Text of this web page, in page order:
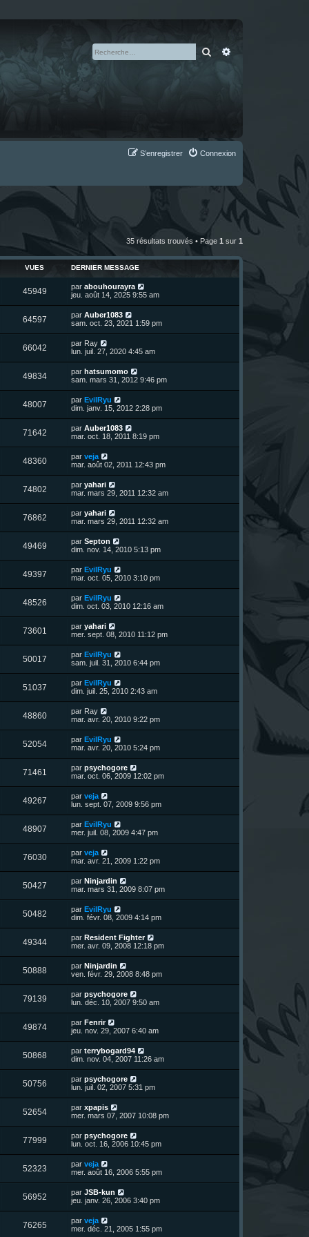
Rechercher
Connexion
S’enregistrer
35 résultats trouvés • Page 1 sur 1
VUES DERNIER MESSAGE
45949V
u
s
D
e
i
e
r
m
e
s
s
a
g
e
par abouhourayra
jeu. août 14, 2025 9:55 am
64597V
u
s
D
e
i
e
r
m
e
s
s
a
g
e
par Auber1083
sam. oct. 23, 2021 1:59 pm
66042V
u
s
D
e
i
e
r
m
e
s
s
a
g
e
par Ray
lun. juil. 27, 2020 4:45 am
49834V
u
s
D
e
i
e
r
m
e
s
s
a
g
e
par hatsumomo
sam. mars 31, 2012 9:46 pm
48007V
u
s
D
e
i
e
r
m
e
s
s
a
g
e
par EvilRyu
dim. janv. 15, 2012 2:28 pm
71642V
u
s
D
e
i
e
r
m
e
s
s
a
g
e
par Auber1083
mar. oct. 18, 2011 8:19 pm
48360V
u
s
D
e
i
e
r
m
e
s
s
a
g
e
par veja
mar. août 02, 2011 12:43 pm
74802V
u
s
D
e
i
e
r
m
e
s
s
a
g
e
par yahari
mar. mars 29, 2011 12:32 am
76862V
u
s
D
e
i
e
r
m
e
s
s
a
g
e
par yahari
mar. mars 29, 2011 12:32 am
49469V
u
s
D
e
i
e
r
m
e
s
s
a
g
e
par Septon
dim. nov. 14, 2010 5:13 pm
49397V
u
D
e
i
e
r
m
e
s
s
a
g
e
par EvilRyu
mar. oct. 05, 2010 3:10 pm
48526V
u
s
D
e
i
e
r
m
e
s
s
a
g
e
par EvilRyu
dim. oct. 03, 2010 12:16 am
73601
u
s
D
e
i
e
r
m
e
s
s
a
g
e
par yahari
mer. sept. 08, 2010 11:12 pm
50017V
u
s
D
e
i
e
r
m
e
s
s
a
g
e
par EvilRyu
sam. juil. 31, 2010 6:44 pm
51037V
u
s
D
e
i
e
r
m
e
s
s
a
g
e
par EvilRyu
dim. juil. 25, 2010 2:43 am
48860V
u
D
e
i
e
r
m
e
s
s
a
g
e
par Ray
mar. avr. 20, 2010 9:22 pm
52054V
u
s
D
e
i
e
r
m
e
s
s
a
g
e
par EvilRyu
mar. avr. 20, 2010 5:24 pm
71461
u
s
D
e
i
e
r
m
e
s
s
a
g
e
par psychogore
mar. oct. 06, 2009 12:02 pm
49267V
u
s
D
e
i
e
r
m
e
s
s
a
g
e
par veja
lun. sept. 07, 2009 9:56 pm
48907V
u
s
D
e
i
e
r
m
e
s
s
a
g
e
par EvilRyu
mer. juil. 08, 2009 4:47 pm
76030V
u
s
D
e
i
e
r
m
e
s
s
a
g
e
par veja
mar. avr. 21, 2009 1:22 pm
50427V
u
s
D
e
i
e
r
m
e
s
s
a
g
e
par Ninjardin
mar. mars 31, 2009 8:07 pm
50482V
u
s
D
e
i
e
r
m
e
s
s
a
g
e
par EvilRyu
dim. févr. 08, 2009 4:14 pm
49344V
u
s
D
e
i
e
r
m
e
s
s
a
g
e
par Resident Fighter
mer. avr. 09, 2008 12:18 pm
50888V
u
s
D
e
i
e
r
m
e
s
s
a
g
e
par Ninjardin
ven. févr. 29, 2008 8:48 pm
79139V
u
s
D
e
i
e
r
m
e
s
s
a
g
e
par psychogore
lun. déc. 10, 2007 9:50 am
49874V
u
s
D
e
i
e
r
m
e
s
s
a
g
e
par Fenrir
jeu. nov. 29, 2007 6:40 am
50868V
u
s
D
e
i
e
r
m
e
s
s
a
g
e
par terrybogard94
dim. nov. 04, 2007 11:26 am
50756V
u
s
D
e
i
e
r
m
e
s
s
a
g
e
par psychogore
lun. juil. 02, 2007 5:31 pm
52654V
u
s
D
e
i
e
r
m
e
s
s
a
g
e
par xpapis
mer. mars 07, 2007 10:08 pm
77999V
u
s
D
e
i
e
r
m
e
s
s
a
g
par psychogore
lun. oct. 16, 2006 10:45 pm
52323V
u
s
D
e
i
e
r
m
e
par veja
mer. août 16, 2006 5:55 pm
56952V
u
D
e
i
e
par JSB-kun
jeu. janv. 26, 2006 3:40 pm
76265V
D
e
par veja
mer. déc. 21, 2005 1:55 pm